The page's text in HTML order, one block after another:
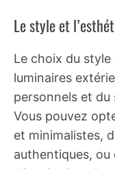
Le style et
Le choix du style
luminaires
personnels et
Vous pouvez
et minimalistes,
authentiques, ou